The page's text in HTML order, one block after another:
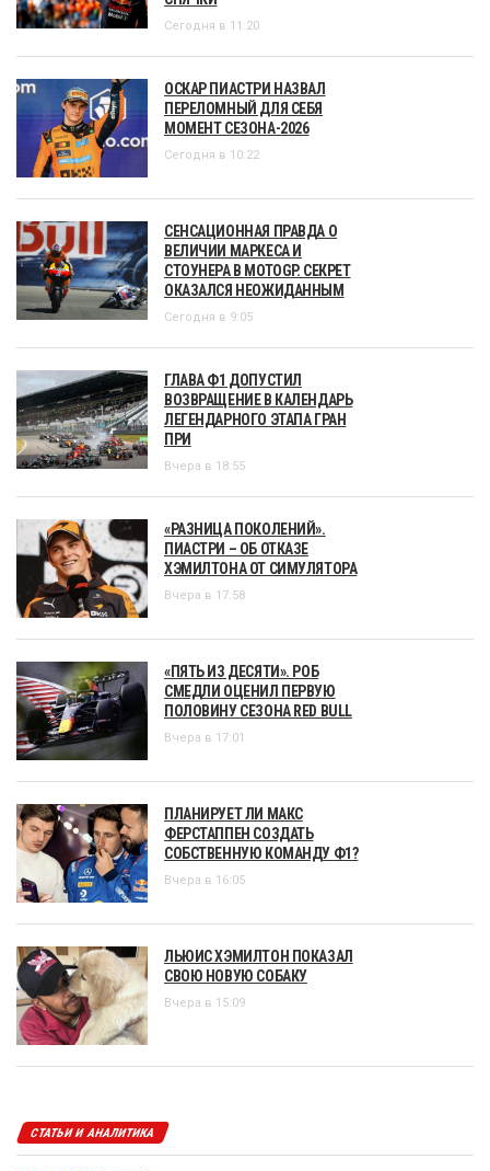
Сегодня в 11:20
ОСКАР ПИАСТРИ НАЗВАЛ
ПЕРЕЛОМНЫЙ ДЛЯ СЕБЯ
МОМЕНТ СЕЗОНА-2026
Сегодня в 10:22
СЕНСАЦИОННАЯ ПРАВДА О
ВЕЛИЧИИ МАРКЕСА И
СТОУНЕРА В MOTOGP. СЕКРЕТ
ОКАЗАЛСЯ НЕОЖИДАННЫМ
Сегодня в 9:05
ГЛАВА Ф1 ДОПУСТИЛ
ВОЗВРАЩЕНИЕ В КАЛЕНДАРЬ
ЛЕГЕНДАРНОГО ЭТАПА ГРАН
ПРИ
Вчера в 18:55
«РАЗНИЦА ПОКОЛЕНИЙ».
ПИАСТРИ – ОБ ОТКАЗЕ
ХЭМИЛТОНА ОТ СИМУЛЯТОРА
Вчера в 17:58
«ПЯТЬ ИЗ ДЕСЯТИ». РОБ
СМЕДЛИ ОЦЕНИЛ ПЕРВУЮ
ПОЛОВИНУ СЕЗОНА RED BULL
Вчера в 17:01
ПЛАНИРУЕТ ЛИ МАКС
ФЕРСТАППЕН СОЗДАТЬ
СОБСТВЕННУЮ КОМАНДУ Ф1?
Вчера в 16:05
ЛЬЮИС ХЭМИЛТОН ПОКАЗАЛ
СВОЮ НОВУЮ СОБАКУ
Вчера в 15:09
СТАТЬИ И АНАЛИТИКА